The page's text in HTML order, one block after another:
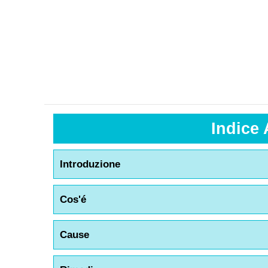
Indice
Introduzione
Cos'é
Cause